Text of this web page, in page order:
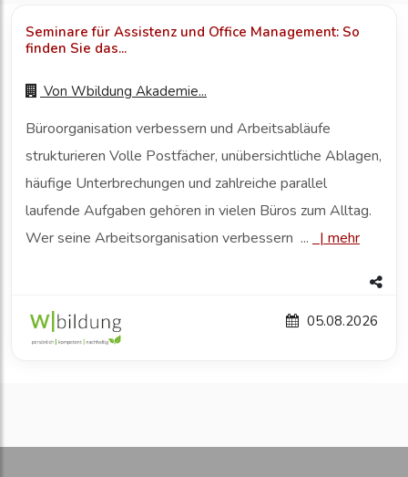
Seminare für Assistenz und Office Management: So
finden Sie das...
Von Wbildung Akademie...
Büroorganisation verbessern und Arbeitsabläufe
strukturieren Volle Postfächer, unübersichtliche Ablagen,
häufige Unterbrechungen und zahlreiche parallel
laufende Aufgaben gehören in vielen Büros zum Alltag.
Wer seine Arbeitsorganisation verbessern ...
| mehr
05.08.2026